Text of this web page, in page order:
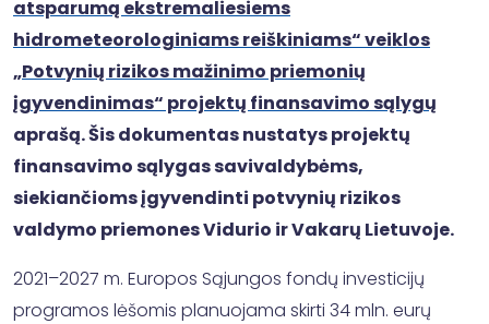
atsparumą ekstremaliesiems
hidrometeorologiniams reiškiniams“ veiklos
„Potvynių rizikos mažinimo priemonių
įgyvendinimas“ projektų finansavimo sąlygų
aprašą. Šis dokumentas nustatys projektų
finansavimo sąlygas savivaldybėms,
siekiančioms įgyvendinti potvynių rizikos
valdymo priemones Vidurio ir Vakarų Lietuvoje.
2021–2027 m. Europos Sąjungos fondų investicijų
programos lėšomis planuojama skirti 34 mln. eurų